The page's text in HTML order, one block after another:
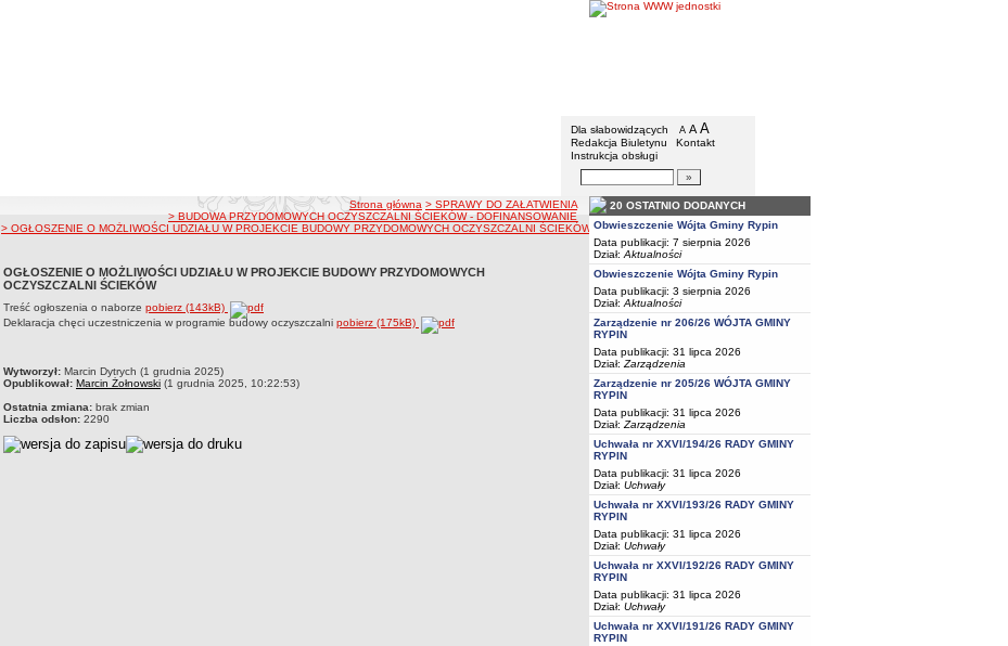
Gmina Rypin
Menu dodatkowe
Dla słabowidzących A pomniejsz czcionkę
A standardowy rozmiar czcionki
A
Redakcja Biuletynu
Kontakt
Instrukcja obsługi
Wyszukiwarka artykułów
ścieżka nawigacji
Strona główna > SPRAWY DO ZAŁATWIENIA
> BUDOWA PRZYDOMOWYCH OCZYSZCZALNI ŚCIEKÓW - DOFINANSOWANIE
> OGŁOSZENIE O MOŻLIWOŚCI UDZIAŁU W PROJEKCIE BUDOWY PRZYDOMOWYCH OCZYSZCZALNI ŚCIEKÓW
OGŁOSZENIE O MOŻLIWOŚCI UDZIAŁU W PROJEKCIE BUDOWY PRZYDOMOWYCH
OCZYSZCZALNI ŚCIEKÓW
Treść ogłoszenia o naborze pobierz (143kB)
Deklaracja chęci uczestniczenia w programie budowy oczyszczalni pobierz (175kB)
metryczka
Wytworzył: Marcin Dytrych (1 grudnia 2025)
Opublikował: Marcin Żołnowski (1 grudnia 2025, 10:22:53)
Ostatnia zmiana: brak zmian
Liczba odsłon: 2290
20 OSTATNIO DODANYCH
Obwieszczenie Wójta Gminy Rypin
Data publikacji: 7 sierpnia 2026
Dział: Aktualności
Obwieszczenie Wójta Gminy Rypin
Data publikacji: 3 sierpnia 2026
Dział: Aktualności
Zarządzenie nr 206/26 WÓJTA GMINY
RYPIN
Data publikacji: 31 lipca 2026
Dział: Zarządzenia
Zarządzenie nr 205/26 WÓJTA GMINY
RYPIN
Data publikacji: 31 lipca 2026
Dział: Zarządzenia
Uchwała nr XXVI/194/26 RADY GMINY
RYPIN
Data publikacji: 31 lipca 2026
Dział: Uchwały
Uchwała nr XXVI/193/26 RADY GMINY
RYPIN
Data publikacji: 31 lipca 2026
Dział: Uchwały
Uchwała nr XXVI/192/26 RADY GMINY
RYPIN
Data publikacji: 31 lipca 2026
Dział: Uchwały
Uchwała nr XXVI/191/26 RADY GMINY
RYPIN